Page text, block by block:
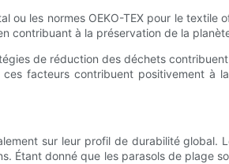
ou les normes OEKO-TEX pour le textile
contribuant à la préservation de la
de réduction des déchets
facteurs contribuent positivement à
sur leur profil de durabilité global.
Étant donné que les parasols de plage